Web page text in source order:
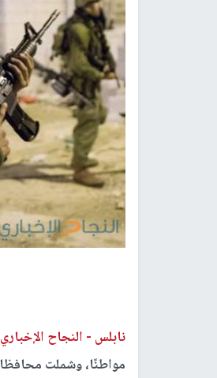
نابلس - النجاح
مواطنًا، وشملت محافظات الضفة.